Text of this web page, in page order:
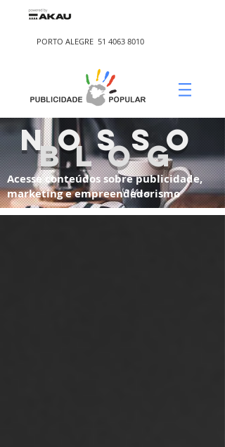
PORTO ALEGRE 51 4063 8010
nosso
blog
Acesse conteúdos sobre publicidade,
marketing e empreendedorismo